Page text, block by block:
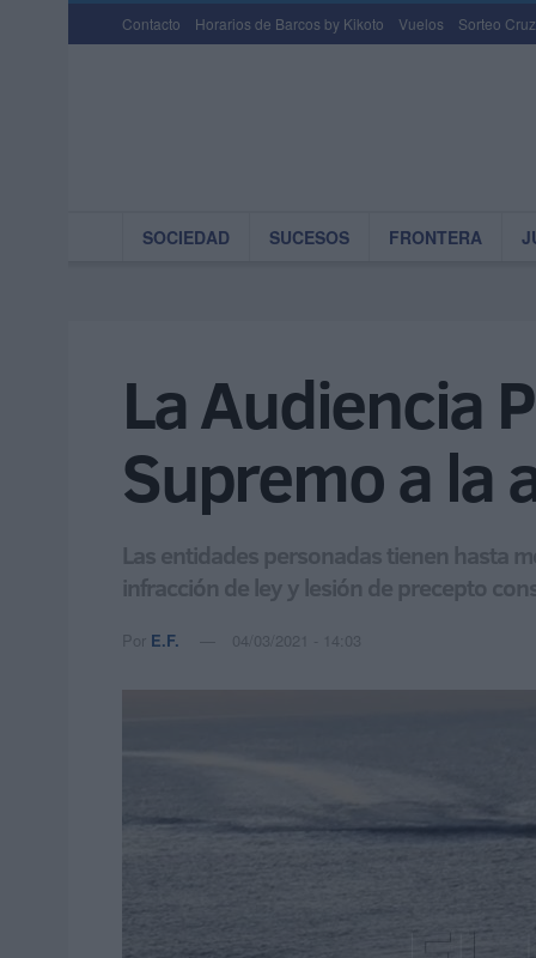
Contacto Horarios de Barcos by Kikoto Vuelos Sorteo
SOCIEDAD SUCESOS FRONTERA
La Audiencia
Supremo a la
Las entidades personadas tienen hasta
infracción de ley y lesión de precepto
Por E.F. 04/03/2021 - 14:03